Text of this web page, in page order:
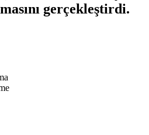
gerçekleştirdi.